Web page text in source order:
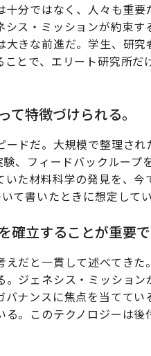
分ではなく、人々も重
ス・ミッションが約束
きな前進だ。学生、研
とで、エリート研究所
特徴づけられる。
ドだ。大規模で整理さ
、フィードバックループ
た材料科学の発見を、
て書いたときに想定して
立することが重要で
だと一貫して述べてきた
ジェネシス・ミッショ
ナンスに焦点を当てて
。このテクノロジーは